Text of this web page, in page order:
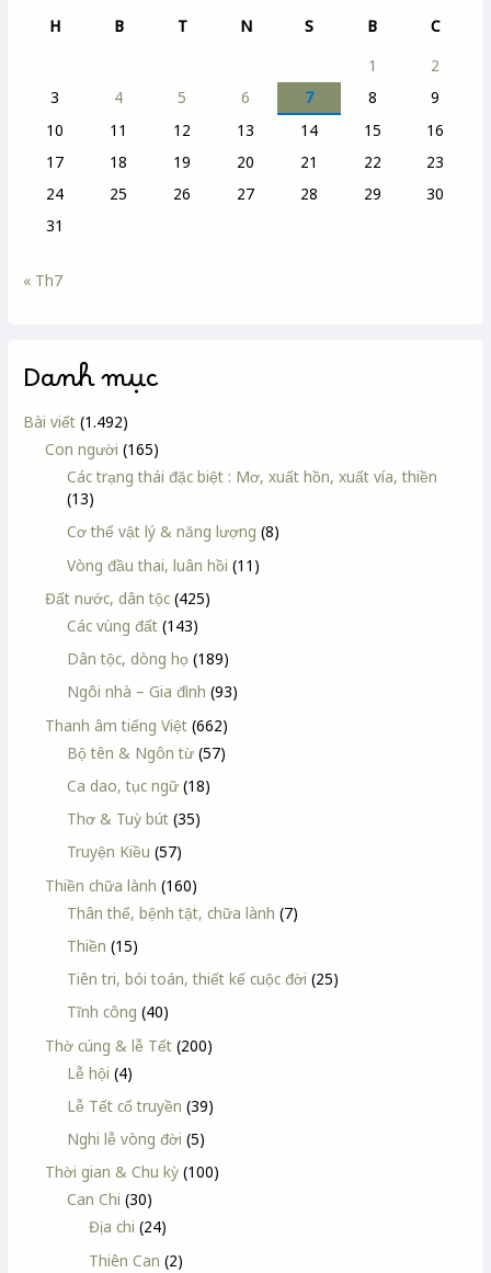
H
B T N S B
C
1
2
3
4 5 6 7 8
9
10
11 12 13 14 15
16
17
18 19 20 21 22
23
24
25 26 27 28 29
30
31
« Th7
Danh mục
Bài viết (1.492)
Con người (165)
Các trạng thái đặc biệt : Mơ, xuất hồn, xuất vía, thiền
(13)
Cơ thể vật lý & năng lượng (8)
Vòng đầu thai, luân hồi (11)
Đất nước, dân tộc (425)
Các vùng đất (143)
Dân tộc, dòng họ (189)
Ngôi nhà – Gia đình (93)
Thanh âm tiếng Việt (662)
Bộ tên & Ngôn từ (57)
Ca dao, tục ngữ (18)
Thơ & Tuỳ bút (35)
Truyện Kiều (57)
Thiền chữa lành (160)
Thân thể, bệnh tật, chữa lành (7)
Thiền (15)
Tiên tri, bói toán, thiết kế cuộc đời (25)
Tĩnh công (40)
Thờ cúng & lễ Tết (200)
Lễ hội (4)
Lễ Tết cổ truyền (39)
Nghi lễ vòng đời (5)
Thời gian & Chu kỳ (100)
Can Chi (30)
Địa chi (24)
Thiên Can (2)